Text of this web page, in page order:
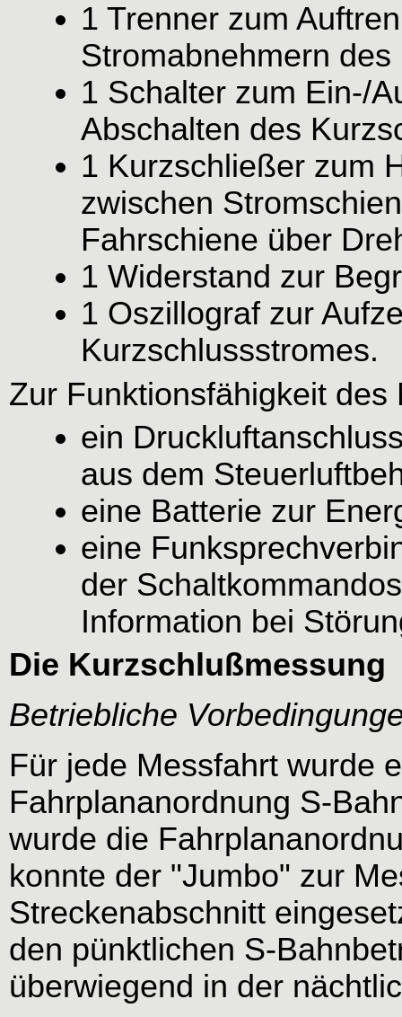
1 Trenner zum
Stromabnehmern
1 Schalter zum Ein-/
Abschalten des
1 Kurzschließer zum
zwischen
Fahrschiene über
1 Widerstand zur
1 Oszillograf zur
Kurzschlussstromes.
Zur Funktionsfähigkeit
ein
aus dem
eine Batterie zur
eine
der
Information bei
Die Kurzschlußmessung
Betriebliche
Für jede Messfahrt wurde
Fahrplananordnung S-
wurde die
konnte der "Jumbo" zur
Streckenabschnitt
den pünktlichen S-
überwiegend in der